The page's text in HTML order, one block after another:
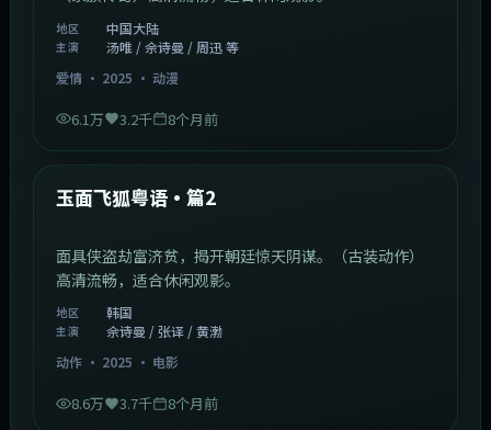
地区 中国大陆
主演
汤唯 / 佘诗曼 / 周迅 等
爱情· 2025 · 动漫
6.1万 3.2千 8个月前
最新
玉面飞狐粤语·篇2
面具侠盗劫富济贫，揭开朝廷惊天阴谋。（古装动作）
高清流畅，适合休闲观影。
地区 韩国
主演
佘诗曼 / 张译 / 黄渤
动作· 2025 · 电影
8.6万 3.7千 8个月前